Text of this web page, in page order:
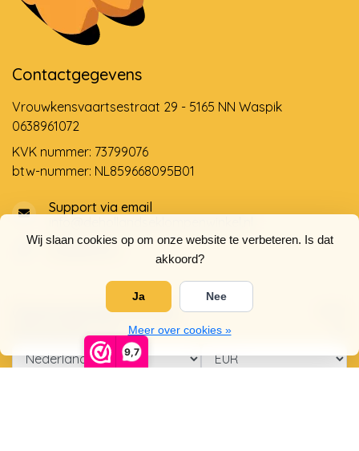
9,7
Wij slaan cookies op om onze website te verbeteren. Is dat
akkoord?
Ja Nee
Meer over cookies »
Contactgegevens
Vrouwkensvaartsestraat 29 - 5165 NN Waspik
0638961072
KVK nummer: 73799076
btw-nummer: NL859668095B01
Support via email
OpeningstijdenSocials
Klantenservice